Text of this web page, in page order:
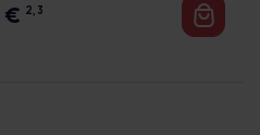
€ 2, 3